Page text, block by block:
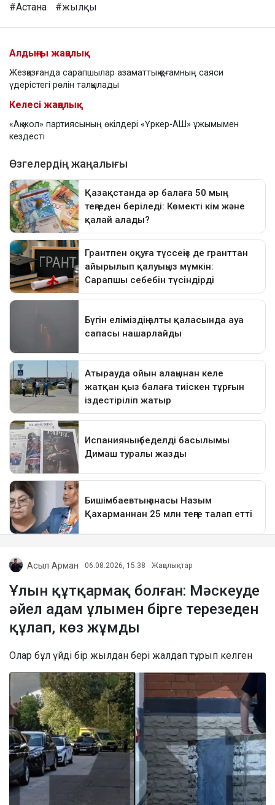
#Астана #жылқы
Алдыңғы жаңалық
Жезқазғанда сарапшылар азаматтық қоғамның саяси
үдерістегі рөлін талқылады
Келесі жаңалық
«Ақ жол» партиясының өкілдері «Үркер-АШ» ұжымымен
кездесті
Асыл Арман 06.08.2026, 15:38 Жаңалықтар
Ұлын құтқармақ болған: Мәскеуде
әйел адам ұлымен бірге терезеден
құлап, көз жұмды
Олар бұл үйді бір жылдан бері жалдап тұрып келген